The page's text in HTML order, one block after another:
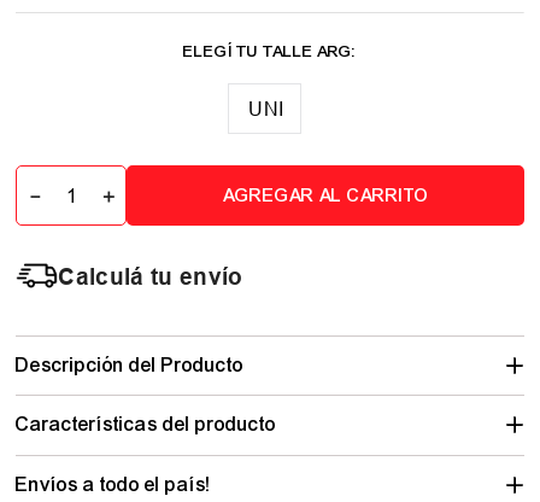
UNI
＋
－ AGREGAR AL CARRITO
Calculá tu envío
Descripción del Producto
Características del producto
Envíos a todo el país!